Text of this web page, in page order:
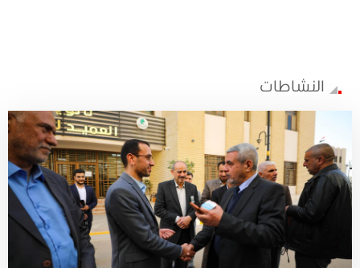
النشاطات